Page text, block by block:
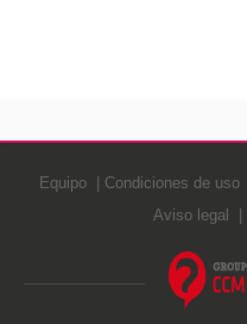
Equipo Condiciones de uso
Aviso legal